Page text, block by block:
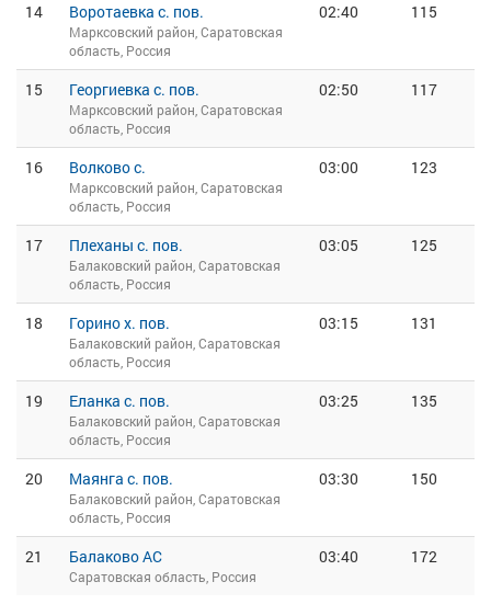
14 Воротаевка с. пов.
Марксовский район, Саратовская
область, Россия
02:40 115
15 Георгиевка с. пов.
Марксовский район, Саратовская
область, Россия
02:50 117
16 Волково с.
Марксовский район, Саратовская
область, Россия
03:00 123
17 Плеханы с. пов.
Балаковский район, Саратовская
область, Россия
03:05 125
18 Горино х. пов.
Балаковский район, Саратовская
область, Россия
03:15 131
19 Еланка с. пов.
Балаковский район, Саратовская
область, Россия
03:25 135
20 Маянга с. пов.
Балаковский район, Саратовская
область, Россия
03:30 150
21 Балаково АС
Саратовская область, Россия
03:40 172